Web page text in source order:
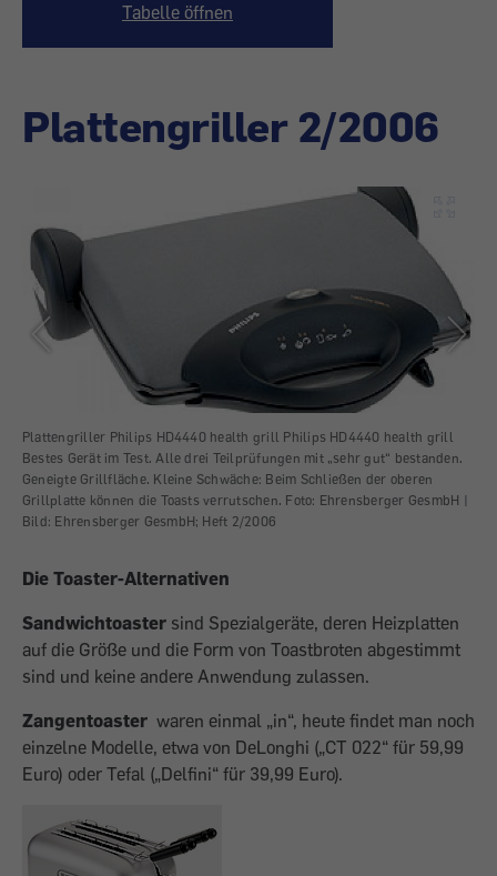
Tabelle öffnen
Plattengriller 2/2006
Plattengriller Philips HD4440 health grill Philips HD4440 health grill
Bestes Gerät im Test. Alle drei Teilprüfungen mit „sehr gut“ bestanden.
Geneigte Grillfläche. Kleine Schwäche: Beim Schließen der oberen
Grillplatte können die Toasts verrutschen. Foto: Ehrensberger GesmbH |
Bild: Ehrensberger GesmbH; Heft 2/2006
Die Toaster-Alternativen
Sandwichtoaster sind Spezialgeräte, deren Heizplatten
auf die Größe und die Form von Toastbroten abgestimmt
sind und keine andere Anwendung zulassen.
Zangentoaster waren einmal „in“, heute findet man noch
einzelne Modelle, etwa von DeLonghi („CT 022“ für 59,99
Euro) oder Tefal („Delfini“ für 39,99 Euro).